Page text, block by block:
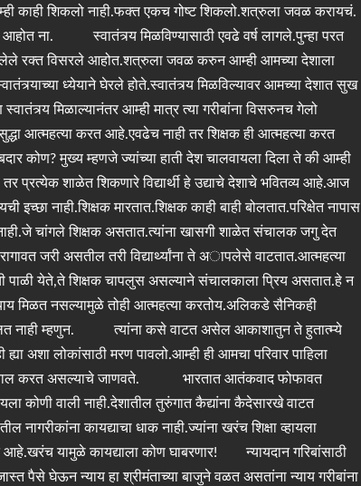
काही शिकलो नाही.फक्त एकच गोष्ट शिकलो.शत्रुला जवळ करायचं.
आहोत ना. स्वातंत्र्य मिळविण्यासाठी एवढे वर्ष लागले.पुन्हा परत
रक्त विसरले आहोत.शत्रुला जवळ करुन आम्ही आमच्या देशाला
ध्येयाने घेरले होते.स्वातंत्र्य मिळविल्यावर आमच्या देशात सुख
मिळाल्यानंतर आम्ही मात्र त्या गरीबांना विसरुनच गेलो
आत्महत्या करत आहे.एवढेच नाही तर शिक्षक ही आत्महत्या करत
मुख्य म्हणजे ज्यांच्या हाती देश चालवायला दिला ते की आम्ही
शाळेत शिकणारे विद्यार्थी हे उद्याचे देशाचे भवितव्य आहे.आज
नाही.शिक्षक मारतात.शिक्षक काही बाही बोलतात.परिक्षेत नापास
चांगले शिक्षक असतात.त्यांना खासगी शाळेत संचालक जगु देत
जरी असतील तरी विद्यार्थ्यांना ते अापलेसे वाटतात.आत्महत्या
पाळी येते,ते शिक्षक चापलुस असल्याने संचालकाला प्रिय असतात.हे न
नसल्यामुळे तोही आत्महत्या करतोय.अलिकडे सैनिकही
नाही म्हणुन. त्यांना कसे वाटत असेल आकाशातुन ते हुतात्म्ये
अशा लोकांसाठी मरण पावलो.आम्ही ही आमचा परिवार पाहिला
करत असल्याचे जाणवते. भारतात आतंकवाद फोफावत
वाली नाही.देशातील तुरुंगात कैद्यांना कैदेसारखे वाटत
नागरीकांना कायद्याचा धाक नाही.ज्यांना खरंच शिक्षा व्हायला
आहे.खरंच यामुळे कायद्याला कोण घाबरणार! न्यायदान गरिबांसाठी
पैसे घेऊन न्याय हा श्रीमंताच्या बाजुने वळत असतांना न्याय गरीबांना